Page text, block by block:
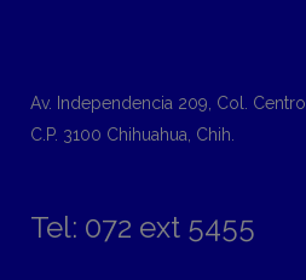
Av. Independencia 209, Col. Centro
C.P. 3100 Chihuahua, Chih.
Tel: 072 ext 5455